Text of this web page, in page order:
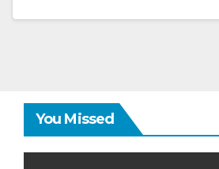
You Missed